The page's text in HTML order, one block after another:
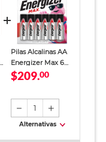
Pilas Alcalinas AA
Energizer Max 6
piezas
$209.00
1
Alternativas